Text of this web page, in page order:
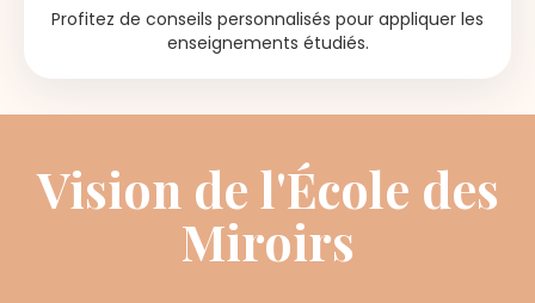
Profitez de conseils personnalisés pour appliquer les
enseignements étudiés.
Vision de l'École des
Miroirs